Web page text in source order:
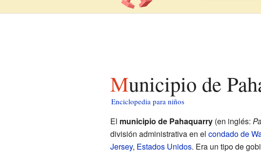
Municipio de
Enciclopedia para niños
El municipio de Pahaquarry(en inglés:
división administrativa en el condado de
Jersey, Estados Unidos. Era un tipo de